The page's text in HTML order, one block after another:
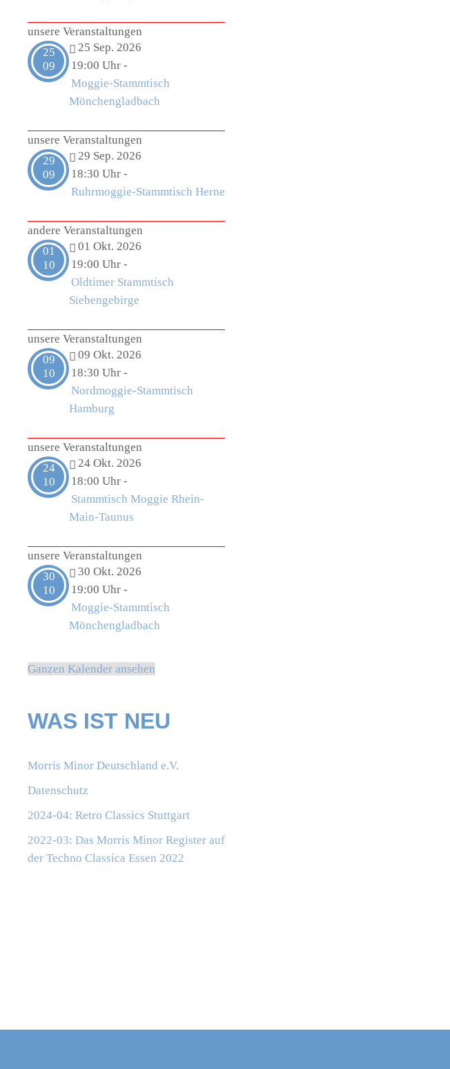
unsere Veranstaltungen
25
09
25 Sep. 2026
19:00 Uhr -
Moggie-Stammtisch
Mönchengladbach
unsere Veranstaltungen
29
09
29 Sep. 2026
18:30 Uhr -
Ruhrmoggie-Stammtisch Herne
andere Veranstaltungen
01
10
01 Okt. 2026
19:00 Uhr -
Oldtimer Stammtisch
Siebengebirge
unsere Veranstaltungen
09
10
09 Okt. 2026
18:30 Uhr -
Nordmoggie-Stammtisch
Hamburg
unsere Veranstaltungen
24
10
24 Okt. 2026
18:00 Uhr -
Stammtisch Moggie Rhein-
Main-Taunus
unsere Veranstaltungen
30
10
30 Okt. 2026
19:00 Uhr -
Moggie-Stammtisch
Mönchengladbach
Ganzen Kalender ansehen
WAS IST NEU
Morris Minor Deutschland e.V.
Datenschutz
2024-04: Retro Classics Stuttgart
2022-03: Das Morris Minor Register auf
der Techno Classica Essen 2022